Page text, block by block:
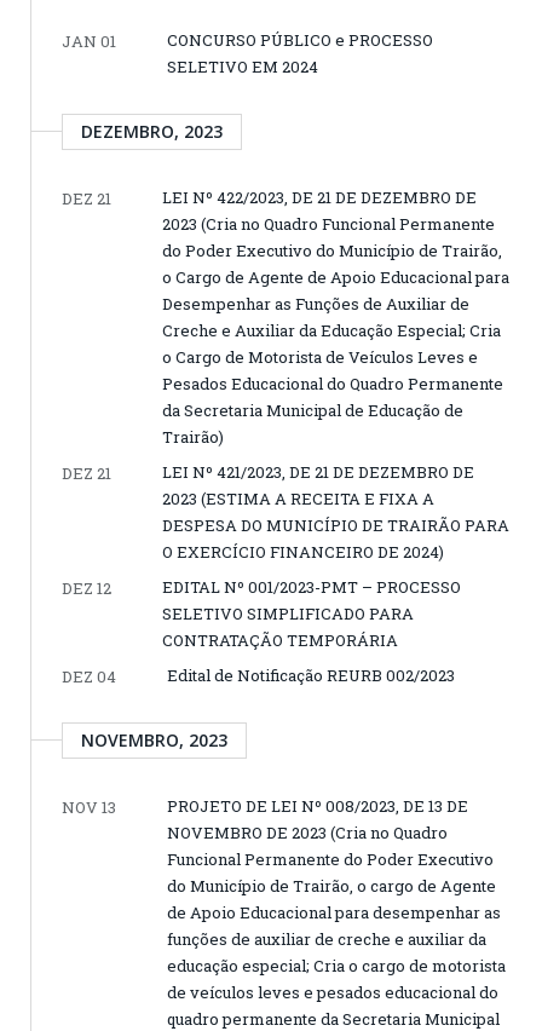
JAN 01
CONCURSO PÚBLICO e PROCESSO
SELETIVO EM 2024
DEZEMBRO, 2023
DEZ 21
LEI Nº 422/2023, DE 21 DE DEZEMBRO DE
2023 (Cria no Quadro Funcional Permanente
do Poder Executivo do Município de Trairão,
o Cargo de Agente de Apoio Educacional para
Desempenhar as Funções de Auxiliar de
Creche e Auxiliar da Educação Especial; Cria
o Cargo de Motorista de Veículos Leves e
Pesados Educacional do Quadro Permanente
da Secretaria Municipal de Educação de
Trairão)
DEZ 21
LEI Nº 421/2023, DE 21 DE DEZEMBRO DE
2023 (ESTIMA A RECEITA E FIXA A
DESPESA DO MUNICÍPIO DE TRAIRÃO PARA
O EXERCÍCIO FINANCEIRO DE 2024)
DEZ 12
EDITAL Nº 001/2023-PMT – PROCESSO
SELETIVO SIMPLIFICADO PARA
CONTRATAÇÃO TEMPORÁRIA
DEZ 04
Edital de Notificação REURB 002/2023
NOVEMBRO, 2023
NOV 13
PROJETO DE LEI Nº 008/2023, DE 13 DE
NOVEMBRO DE 2023 (Cria no Quadro
Funcional Permanente do Poder Executivo
do Município de Trairão, o cargo de Agente
de Apoio Educacional para desempenhar as
funções de auxiliar de creche e auxiliar da
educação especial; Cria o cargo de motorista
de veículos leves e pesados educacional do
quadro permanente da Secretaria Municipal